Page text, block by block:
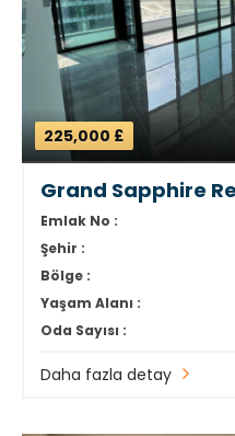
225,000 £
Grand Sapphire
Emlak No :
Şehir :
Bölge :
Yaşam Alanı :
Oda Sayısı :
Daha fazla detay